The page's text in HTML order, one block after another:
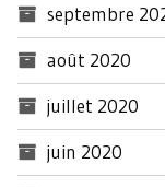
septembre
août 2020
juillet 2020
juin 2020